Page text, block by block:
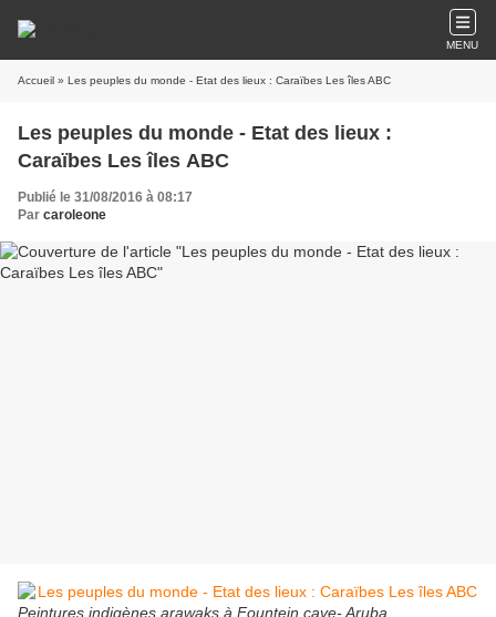
MENU
Accueil » Les peuples du monde - Etat des lieux : Caraïbes Les îles ABC
Les peuples du monde - Etat des lieux :
Caraïbes Les îles ABC
Publié le 31/08/2016 à 08:17
Par caroleone
Peintures indigènes arawaks à Fountein cave- Aruba